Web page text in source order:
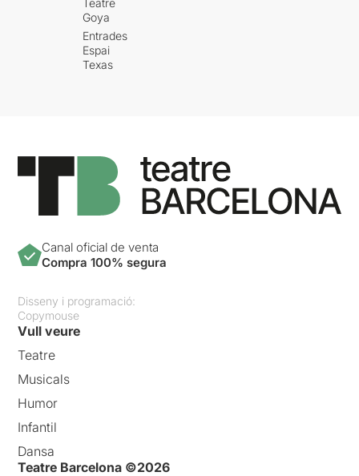
Goya
Entrades
Espai
Texas
Canal oficial de venta
Compra 100% segura
Disseny i programació:
Copymouse
Vull veure
Teatre
Musicals
Humor
Infantil
Dansa
Teatre Barcelona ©2026